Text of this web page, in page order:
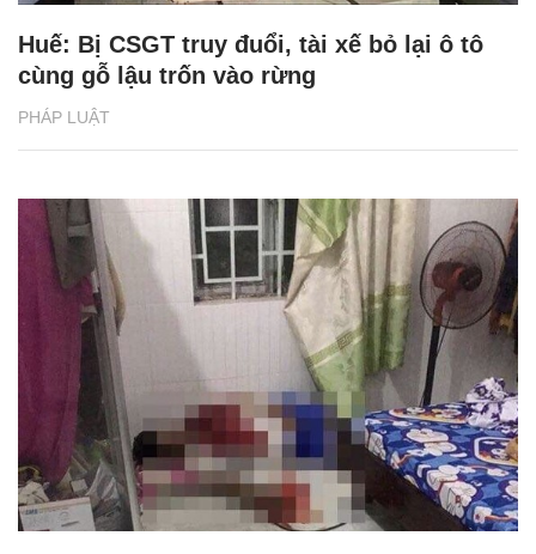
PHÁP LUẬT
Huế: Bị CSGT truy đuổi, tài xế bỏ lại ô tô
cùng gỗ lậu trốn vào rừng